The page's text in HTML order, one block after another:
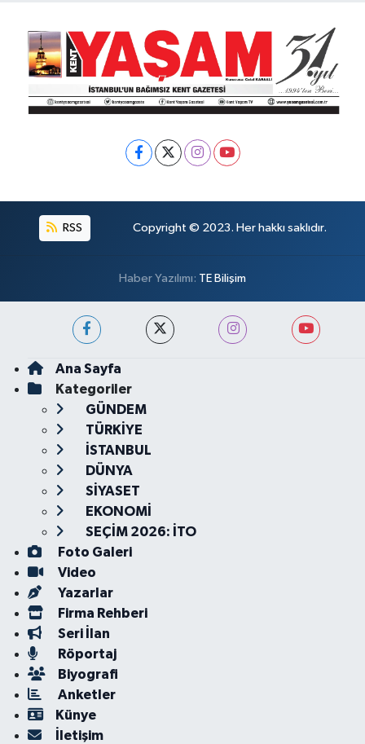
RSS Copyright © 2023. Her hakkı saklıdır.
Haber Yazılımı: TE Bilişim
Ana Sayfa
Kategoriler
GÜNDEM
TÜRKİYE
İSTANBUL
DÜNYA
SİYASET
EKONOMİ
SEÇİM 2026: İTO
Foto Galeri
Video
Yazarlar
Firma Rehberi
Seri İlan
Röportaj
Biyografi
Anketler
Künye
İletişim